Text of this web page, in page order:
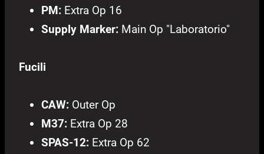
PM: Extra Op 16
Supply Marker: Main Op "Laboratorio"
Fucili
CAW: Outer Op
M37: Extra Op 28
SPAS-12: Extra Op 62